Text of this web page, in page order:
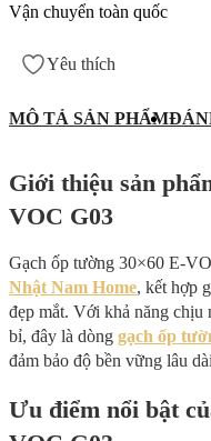
Vận chuyển toàn quốc
Yêu thích
MÔ TẢ SẢN PHẨM
Giới thiệu sản
VOC G03
Gạch ốp tường 30×60 E-
Nhật Nam Home, kết hợp
đẹp mắt. Với khả năng chịu
bỉ, đây là dòng gạch ốp
đảm bảo độ bền vững lâu
Ưu điểm nổi bật